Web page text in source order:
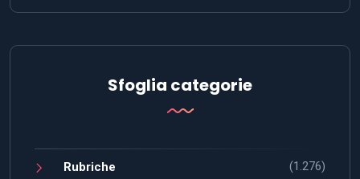
Sfoglia categorie
Rubriche (1.276)